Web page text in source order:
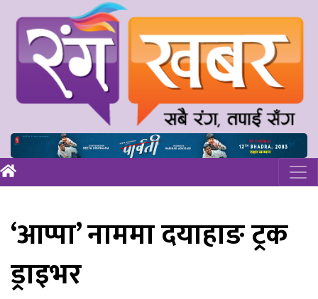
‘आप्पा’ नाममा दयाहाङ ट्रक
ड्राइभर